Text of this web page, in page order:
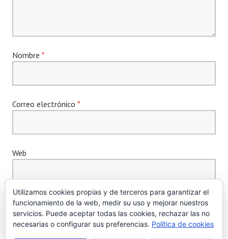
Nombre *
Correo electrónico *
Web
Utilizamos cookies propias y de terceros para garantizar el
funcionamiento de la web, medir su uso y mejorar nuestros
servicios. Puede aceptar todas las cookies, rechazar las no
necesarias o configurar sus preferencias. Política de cookies